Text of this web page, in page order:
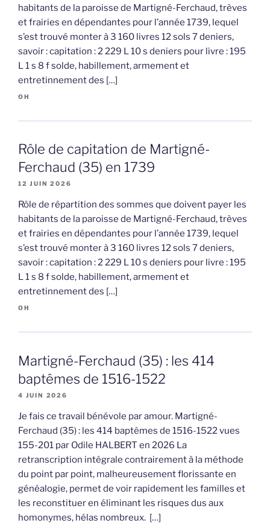
habitants de la paroisse de Martigné-Ferchaud, trèves
et frairies en dépendantes pour l’année 1739, lequel
s’est trouvé monter à 3 160 livres 12 sols 7 deniers,
savoir : capitation : 2 229 L 10 s deniers pour livre : 195
L 1 s 8 f solde, habillement, armement et
entretinnement des […]
OH
Rôle de capitation de Martigné-
Ferchaud (35) en 1739
12 JUIN 2026
Rôle de répartition des sommes que doivent payer les
habitants de la paroisse de Martigné-Ferchaud, trèves
et frairies en dépendantes pour l’année 1739, lequel
s’est trouvé monter à 3 160 livres 12 sols 7 deniers,
savoir : capitation : 2 229 L 10 s deniers pour livre : 195
L 1 s 8 f solde, habillement, armement et
entretinnement des […]
OH
Martigné-Ferchaud (35) : les 414
baptêmes de 1516-1522
4 JUIN 2026
Je fais ce travail bénévole par amour. Martigné-
Ferchaud (35) : les 414 baptêmes de 1516-1522 vues
155-201 par Odile HALBERT en 2026 La
retranscription intégrale contrairement à la méthode
du point par point, malheureusement florissante en
généalogie, permet de voir rapidement les familles et
les reconstituer en éliminant les risques dus aux
homonymes, hélas nombreux. […]